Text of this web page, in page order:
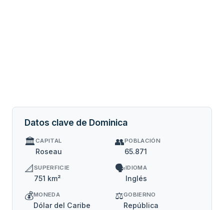
Datos clave de Dominica
🏛️CAPITAL
Roseau
👥POBLACIÓN
65.871
📐SUPERFICIE
751 km²
🗣️IDIOMA
Inglés
💰MONEDA
Dólar del Caribe
⚖️GOBIERNO
República